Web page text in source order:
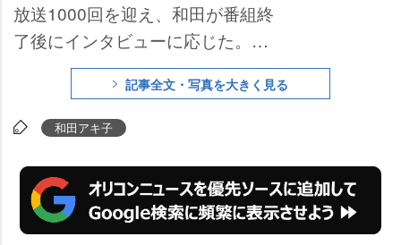
放送1000回を迎え、和田が番組終
了後にインタビューに応じた。開
口一番「嬉しいです! こんな続く
とは思わなかった。感無量!!」と
感慨深げに振り返り、早くも2000
とは決めてはいないけど、聞いて
くれる人がいる限り頑張りたい」
と青写真を描きながら意気込ん
記事全文・写真を大きく見る
和田アキ子